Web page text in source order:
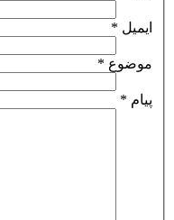
ایمیل *
موضوع *
پیام *